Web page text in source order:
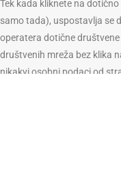
Tek kada kliknete na
samo tada), uspostavlja se
operatera dotične
društvenih mreža bez klika
nikakvi osobni podaci od